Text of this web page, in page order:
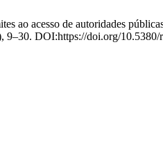
ao acesso de autoridades
9–30. DOI:https://doi.org/